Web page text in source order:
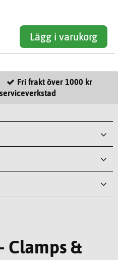
Lägg i varukorg
Fri frakt över 1000 kr
Clamps &